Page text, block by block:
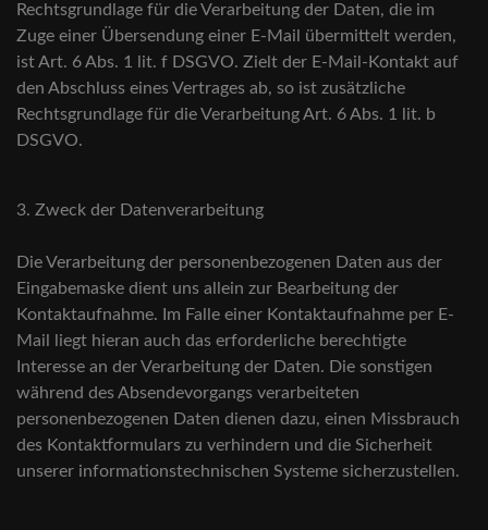
Rechtsgrundlage für die Verarbeitung der Daten, die im
Zuge einer Übersendung einer E-Mail übermittelt werden,
ist Art. 6 Abs. 1 lit. f DSGVO. Zielt der E-Mail-Kontakt auf
den Abschluss eines Vertrages ab, so ist zusätzliche
Rechtsgrundlage für die Verarbeitung Art. 6 Abs. 1 lit. b
DSGVO.
3. Zweck der Datenverarbeitung
Die Verarbeitung der personenbezogenen Daten aus der
Eingabemaske dient uns allein zur Bearbeitung der
Kontaktaufnahme. Im Falle einer Kontaktaufnahme per E-
Mail liegt hieran auch das erforderliche berechtigte
Interesse an der Verarbeitung der Daten. Die sonstigen
während des Absendevorgangs verarbeiteten
personenbezogenen Daten dienen dazu, einen Missbrauch
des Kontaktformulars zu verhindern und die Sicherheit
unserer informationstechnischen Systeme sicherzustellen.